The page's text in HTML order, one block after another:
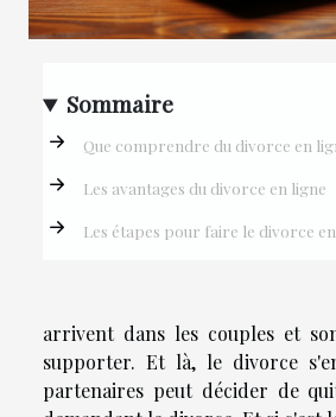
Sommaire
Que comprendre du divorce en
Les avantages du divorce en ligne
Les étapes pour faire le divorce
arrivent dans les couples et
supporter. Et là, le divorce
partenaires peut décider de